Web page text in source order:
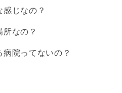
感じなの？
なの？
院ってないの？